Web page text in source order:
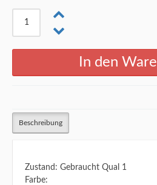
Beschreibung
Zustand: Gebraucht Qual 1
Farbe: